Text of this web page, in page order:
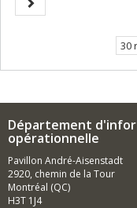
suivante
30
Département
opérationnelle
Pavillon André-Aisenstadt
2920, chemin de la Tour
Montréal (QC)
H3T 1J4